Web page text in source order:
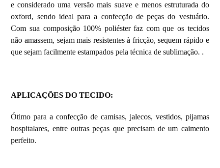
e considerado uma versão mais suave e menos estruturada do
oxford, sendo ideal para a confecção de peças do vestuário.
Com sua composição 100% poliéster faz com que os tecidos
não amassem, sejam mais resistentes à fricção, sequem rápido e
que sejam facilmente estampados pela técnica de sublimação. .
APLICAÇÕES DO TECIDO:
Ótimo para a confecção de camisas, jalecos, vestidos, pijamas
hospitalares, entre outras peças que precisam de um caimento
perfeito.